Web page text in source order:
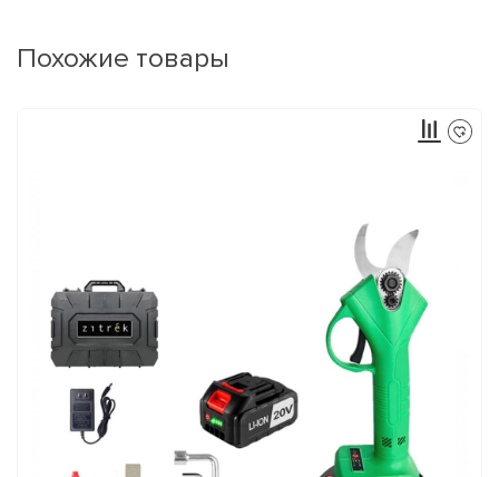
Похожие товары